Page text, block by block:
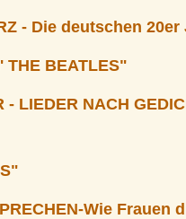
- Die deutschen
THE BEATLES"
LIEDER NACH
Wie Frauen